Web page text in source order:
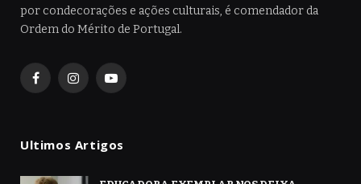
por condecorações e ações culturais, é comendador da
Ordem do Mérito de Portugal.
FacebookInstagramYouTube
Ultimos Artigos